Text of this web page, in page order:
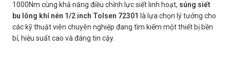
1000Nm cùng khả năng điều chỉnh lực siết linh hoạt, súng siết
bu lông khí nén 1/2 inch Tolsen 72301 là lựa chọn lý tưởng cho
các kỹ thuật viên chuyên nghiệp đang tìm kiếm một thiết bị bền
bỉ, hiệu suất cao và đáng tin cậy.